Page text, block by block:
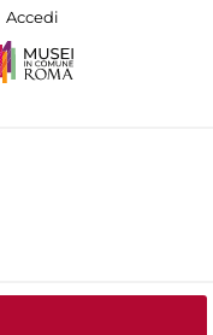
Accedi